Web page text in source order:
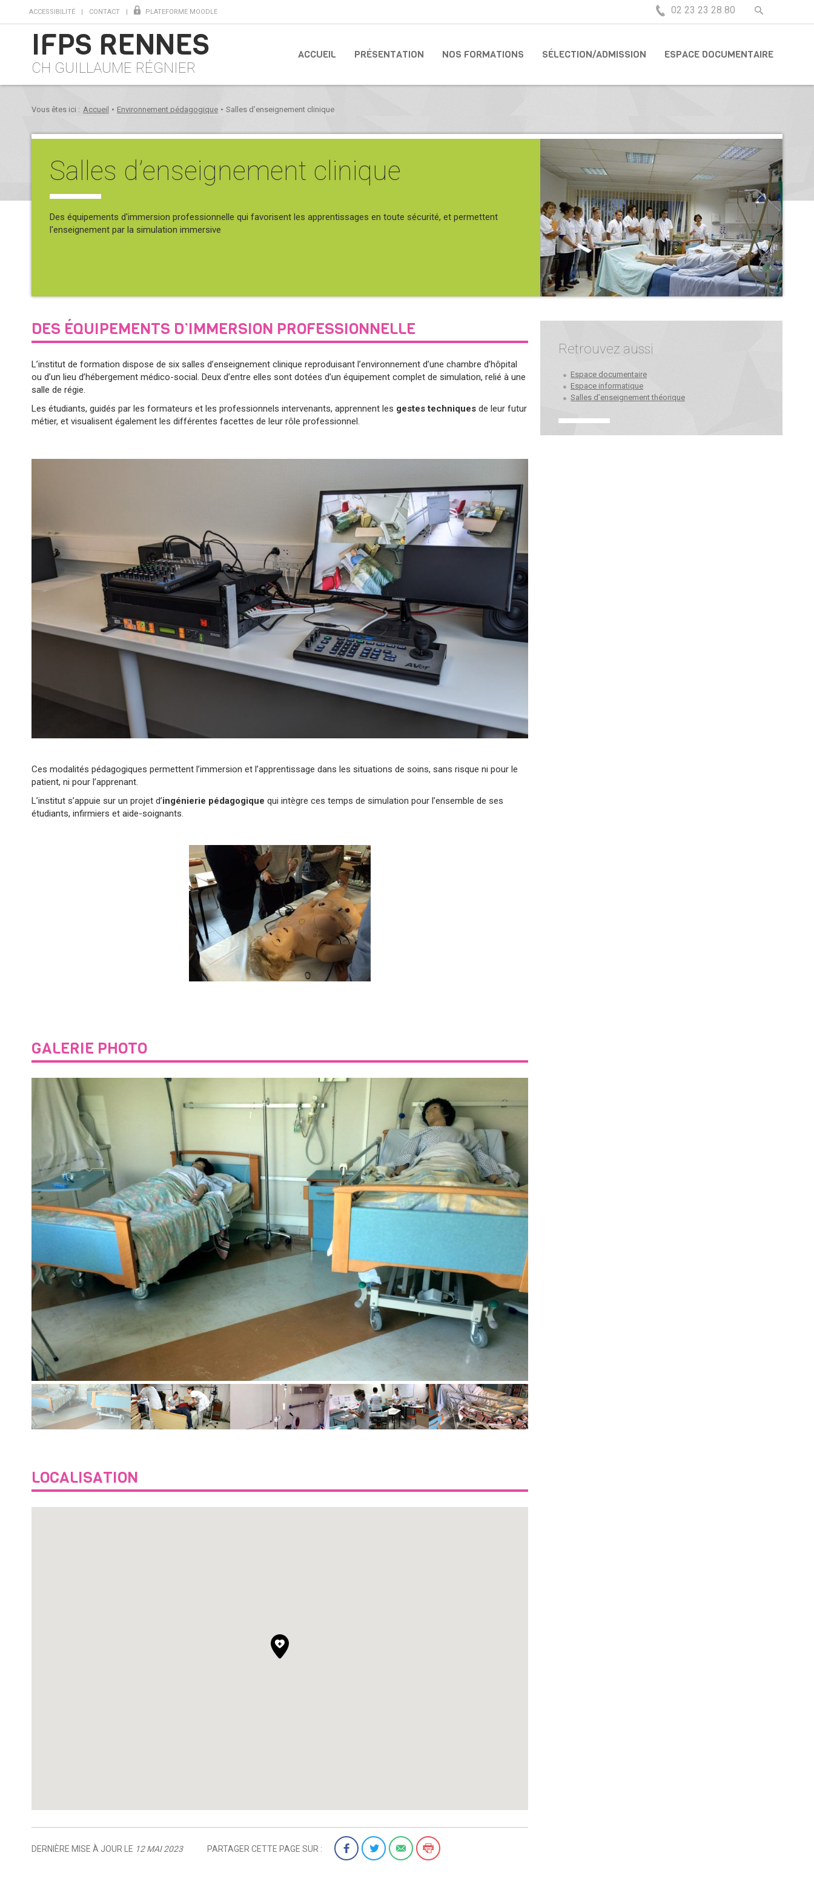
ACCESSIBILITÉ CONTACT PLATEFORME MOODLE 02 23 23 28 80
IFPS RENNES
CH GUILLAUME RÉGNIER
ACCUEIL PRÉSENTATION NOS FORMATIONS SÉLECTION/ADMISSION ESPACE DOCUMENTAIRE
Vous êtes ici : Accueil • Environnement pédagogique • Salles d’enseignement clinique
Salles d’enseignement clinique
Des équipements d'immersion professionnelle qui favorisent les apprentissages en toute sécurité, et permettent
l'enseignement par la simulation immersive
DES ÉQUIPEMENTS D’IMMERSION PROFESSIONNELLE
L’institut de formation dispose de six salles d’enseignement clinique reproduisant l’environnement d’une chambre d’hôpital
ou d’un lieu d’hébergement médico-social. Deux d’entre elles sont dotées d’un équipement complet de simulation, relié à une
salle de régie.
Les étudiants, guidés par les formateurs et les professionnels intervenants, apprennent les gestes techniques de leur futur
métier, et visualisent également les différentes facettes de leur rôle professionnel.
Ces modalités pédagogiques permettent l’immersion et l’apprentissage dans les situations de soins, sans risque ni pour le
patient, ni pour l’apprenant.
L’institut s’appuie sur un projet d’ingénierie pédagogique qui intègre ces temps de simulation pour l’ensemble de ses
étudiants, infirmiers et aide-soignants.
GALERIE PHOTO
LOCALISATION
DERNIÈRE MISE À JOUR LE 12 MAI 2023 PARTAGER CETTE PAGE SUR :
Retrouvez aussi
Espace documentaire
Espace informatique
Salles d’enseignement théorique